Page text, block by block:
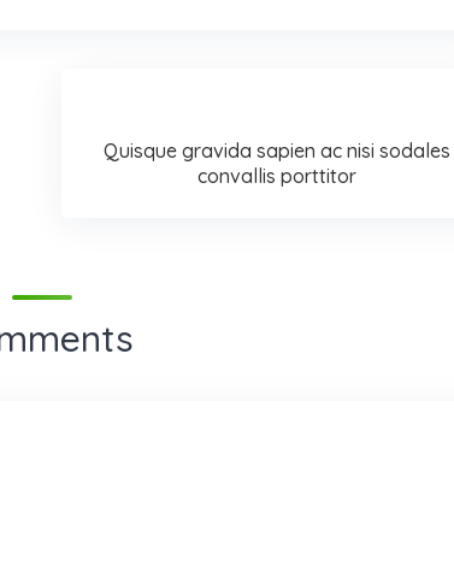
Quisque gravida sapien ac nisi sodales
convallis porttitor